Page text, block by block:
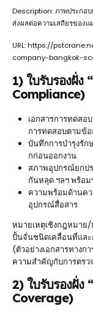
Description: ภาพประกอบ
ส่งผลต่อความเสถียรของแ
URL: https://
company-bangkok-
1) ใบรับรองฝั่ง
Compliance)
เอกสารการทดส
การทดสอบตามข้
บันทึกการบำรุงรั
กก่อนออกงาน
สภาพอุปกรณ์ยกป
กันหลุด ฯลฯ พร้อม
ความพร้อมด้านค
อุปกรณ์สื่อสาร
หมายเหตุเชิงกฎหมาย
ปั้นจั่นชนิดเคลื่อนที่แล
(ตัวอย่างเอกสารทาง
ความสำคัญกับการตร
2) ใบรับรองฝั่ง
Coverage)